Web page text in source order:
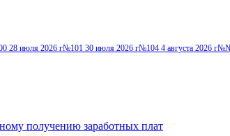
28 июля 2026 г№101 30 июля 2026 г№104 4 августа 2026 г
получению заработных плат